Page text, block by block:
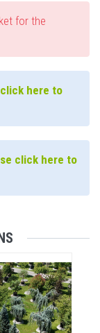
for the
here to
click here to